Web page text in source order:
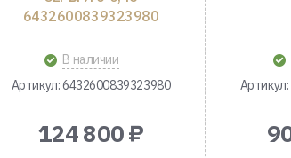
6432600839323980
В наличии
Артикул: 6432600839323980
124 800 ₽